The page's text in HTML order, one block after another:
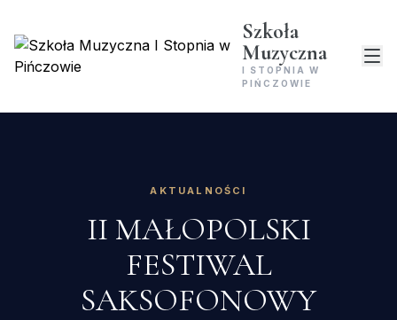
Szkoła
Muzyczna
I STOPNIA W
PIŃCZOWIE
AKTUALNOŚCI
II MAŁOPOLSKI
FESTIWAL
SAKSOFONOWY